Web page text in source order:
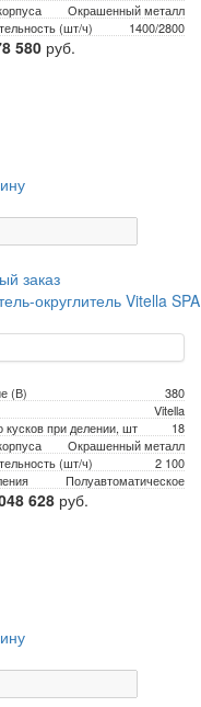
Окрашенный металл
(шт/ч)
1400/2800
580 руб.
заказ
округлитель Vitella SPA
(В)
380
Vitella
кусков при делении, шт
18
Окрашенный металл
(шт/ч)
2 100
Полуавтоматическое
628 руб.